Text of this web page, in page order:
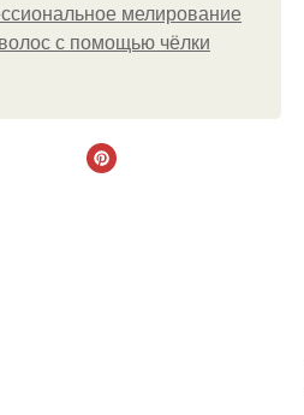
мелирование
с помощью чёлки